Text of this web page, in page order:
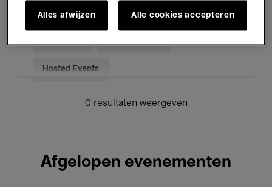
Voor iedereen Kids’ Palace
Hosted Events
0 resultaten weergeven
Afgelopen evenementen
Alles afwijzen Alle cookies accepteren